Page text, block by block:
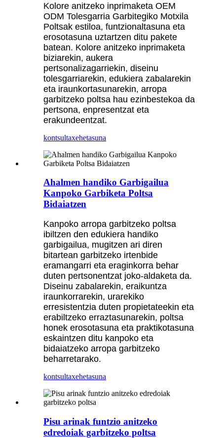
Kolore anitzeko inprimaketa OEM
ODM Tolesgarria Garbitegiko Motxila
Poltsak estiloa, funtzionaltasuna eta
erosotasuna uztartzen ditu pakete
batean. Kolore anitzeko inprimaketa
biziarekin, aukera
pertsonalizagarriekin, diseinu
tolesgarriarekin, edukiera zabalarekin
eta iraunkortasunarekin, arropa
garbitzeko poltsa hau ezinbestekoa da
pertsona, enpresentzat eta
erakundeentzat.
kontsultaxehetasuna
Ahalmen handiko Garbigailua
Kanpoko Garbiketa Poltsa
Bidaiatzen
Kanpoko arropa garbitzeko poltsa
ibiltzen den edukiera handiko
garbigailua, mugitzen ari diren
bitartean garbitzeko irtenbide
eramangarri eta eraginkorra behar
duten pertsonentzat joko-aldaketa da.
Diseinu zabalarekin, eraikuntza
iraunkorrarekin, urarekiko
erresistentzia duten propietateekin eta
erabiltzeko erraztasunarekin, poltsa
honek erosotasuna eta praktikotasuna
eskaintzen ditu kanpoko eta
bidaiatzeko arropa garbitzeko
beharretarako.
kontsultaxehetasuna
Pisu arinak funtzio anitzeko
edredoiak garbitzeko poltsa